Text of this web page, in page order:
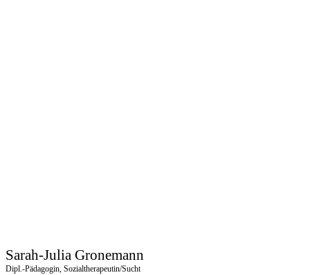
Sarah-Julia Gronemann
Dipl.-Pädagogin, Sozialtherapeutin/Sucht